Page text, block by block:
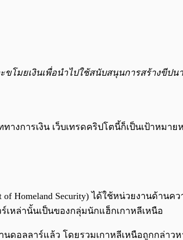
โมยเงินเพื่อนำไปใช้สนับสนุนการสร้างขีปน
งการเงิน เว็บเทรดคริปโตนี้ก็เป็นเป้าหมา
Security) ได้ใช้หน่วยงานด้านค
หล่านั้นเป็นของกลุ่มนักแฮ็กเกาหลีเหนือ
ดอลลาร์แล้ว โดยรวมเกาหลีเหนือถูกกล่าว